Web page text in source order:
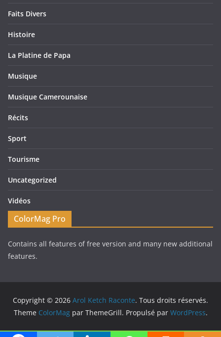
Faits Divers
Histoire
La Platine de Papa
Musique
Musique Camerounaise
Récits
Sport
Tourisme
Uncategorized
Vidéos
ColorMag Pro
Contains all features of free version and many new additional
features.
Copyright © 2026 Arol Ketch Raconte. Tous droits réservés.
Theme ColorMagpar ThemeGrill. Propulsé par WordPress.